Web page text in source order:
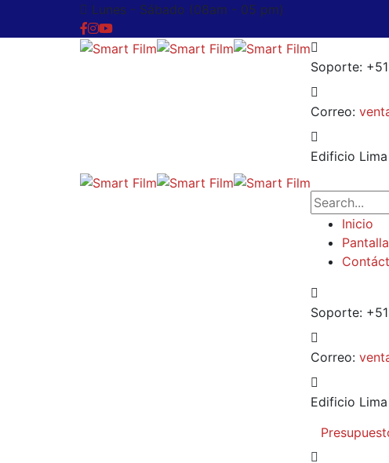
Lunes - Sábado (08am - 05 pm)
Soporte:
Correo:
Edificio
Inicio
Soporte:
Correo:
Edificio